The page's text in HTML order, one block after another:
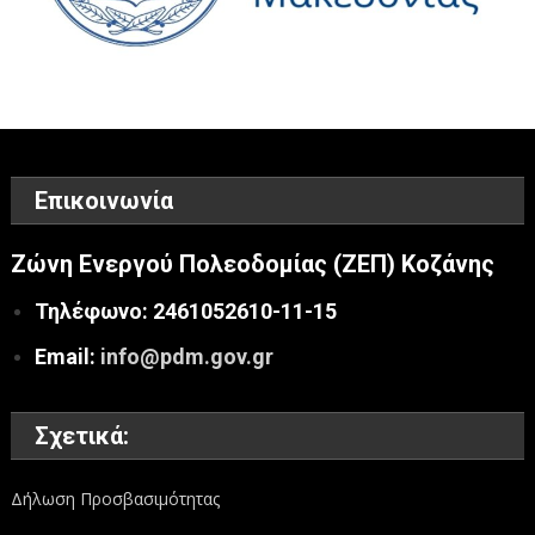
Επικοινωνία
Ζώνη Ενεργού Πολεοδομίας (ΖΕΠ) Κοζάνης
Τηλέφωνο: 2461052610-11-15
Email: info@pdm.gov.gr
Σχετικά:
Δήλωση Προσβασιμότητας